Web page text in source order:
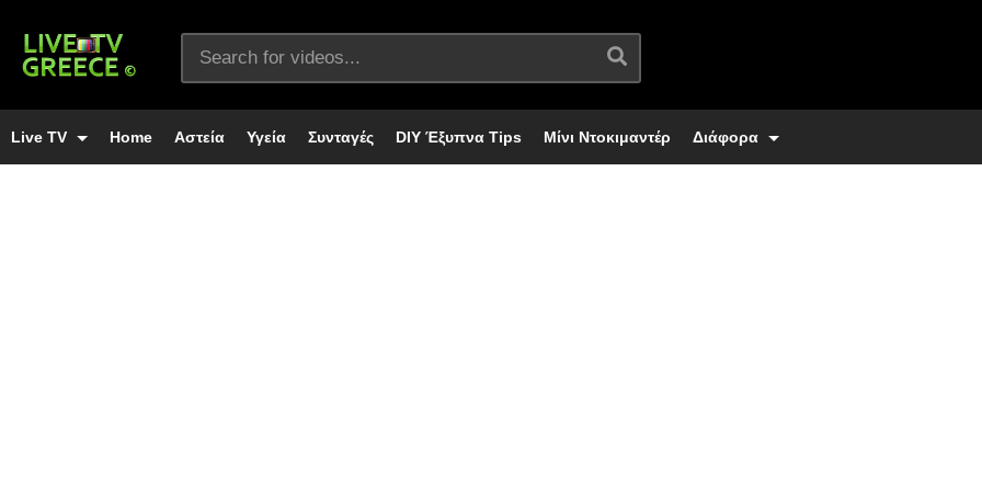
Live TV Home Αστεία Υγεία Συνταγές DIY Έξυπνα Tips Μίνι Ντοκιμαντέρ Διάφορα